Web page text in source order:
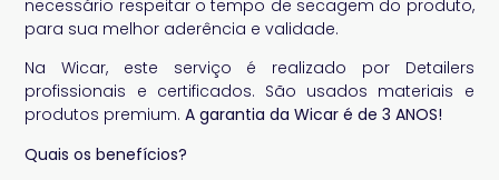
necessário respeitar o tempo de secagem do produto,
para sua melhor aderência e validade.
Na Wicar, este serviço é realizado por Detailers
profissionais e certificados. São usados materiais e
produtos premium.A garantia da Wicar é de 3 ANOS!
Quais os benefícios?